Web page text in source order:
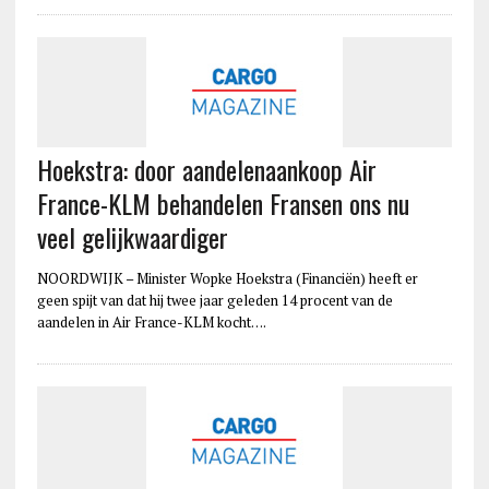
Hoekstra: door aandelenaankoop Air
France-KLM behandelen Fransen ons nu
veel gelijkwaardiger
NOORDWIJK – Minister Wopke Hoekstra (Financiën) heeft er
geen spijt van dat hij twee jaar geleden 14 procent van de
aandelen in Air France-KLM kocht….